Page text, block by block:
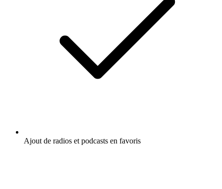
Ajout de radios et podcasts en favoris